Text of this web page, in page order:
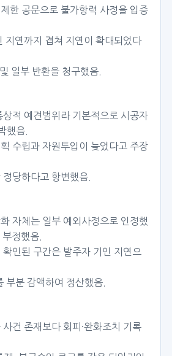
한 공문으로 불가항력 사정을 입증
지연까지 겹쳐 지연이 확대되었다
일부 반환을 청구했음.
적 예견범위라 기본적으로 시공자
했음.
수립과 자원투입이 늦었다고 주장
당하다고 항변했음.
자체는 일부 예외사정으로 인정했
정했음.
인된 구간은 발주자 기인 지연으
부분 감액하여 정산했음.
건 존재보다 회피·완화조치 기록